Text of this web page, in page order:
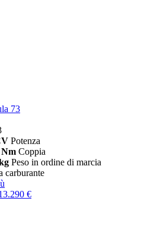
73
Potenza
Nm Coppia
Peso in ordine di marcia
carburante
€